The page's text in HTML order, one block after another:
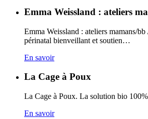
Emma Weissland : ateliers
Emma Weissland : ateliers mamans/
périnatal bienveillant et soutien…
En savoir
La Cage à Poux
La Cage à Poux. La solution bio
En savoir